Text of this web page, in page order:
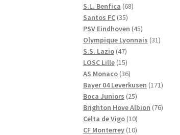
produkter
S.L. Benfica 6868
Santos FC 3535
produkter
PSV Eindhoven 4545
produkter
Olympique Lyonnais 3131
S.S. Lazio 4747
produkter
LOSC Lille 1515
produkter
AS Monaco 3636
produkter
Bayer 04 Leverkusen 171171
Boca Juniors 2525
produkter
Brighton Hove Albion 7676
Celta de Vigo 1010
produkter
CF Monterrey 1010